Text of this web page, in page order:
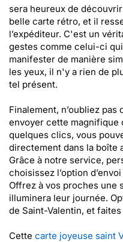
sera heureux de
belle carte rétro, et il
l’expéditeur. C'est un
gestes comme celui-ci
manifester de manière
les yeux, il n'y a rien de
tel présent.
Finalement, n’oubliez
envoyer cette magnifique
quelques clics, vous
directement dans la boîte
Grâce à notre service,
choisissez l’option
Offrez à vos proches une
illuminera leur journée.
de Saint-Valentin, et
Cette carte joyeuse saint